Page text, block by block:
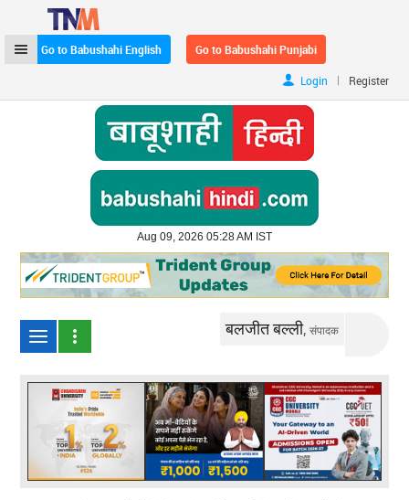
Go to Babushahi English Go to Babushahi Punjabi
Login | Register
Aug 09, 2026 05:28 AM IST
बलजीत बल्ली,संपादक